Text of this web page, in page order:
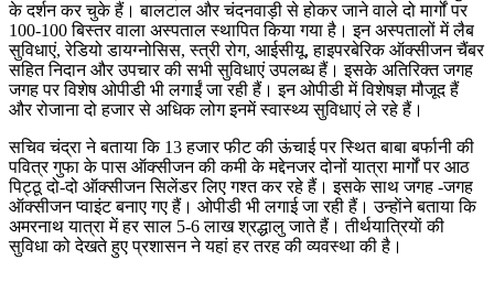
के दर्शन कर चुके हैं। बालटाल और चंदनवाड़ी से होकर जाने वाले दो मार्गों पर
100-100 बिस्तर वाला अस्पताल स्थापित किया गया है। इन अस्पतालों में लैब
सुविधाएं, रेडियो डायग्नोसिस, स्त्री रोग, आईसीयू, हाइपरबेरिक ऑक्सीजन चैंबर
सहित निदान और उपचार की सभी सुविधाएं उपलब्ध हैं। इसके अतिरिक्त जगह
जगह पर विशेष ओपीडी भी लगाईं जा रही हैं। इन ओपीडी में विशेषज्ञ मौजूद हैं
और रोजाना दो हजार से अधिक लोग इनमें स्वास्थ्य सुविधाएं ले रहे हैं।
सचिव चंद्रा ने बताया कि 13 हजार फीट की ऊंचाई पर स्थित बाबा बर्फानी की
पवित्र गुफा के पास ऑक्सीजन की कमी के मद्देनजर दोनों यात्रा मार्गों पर आठ
पिट्ठू दो-दो ऑक्सीजन सिलेंडर लिए गश्त कर रहे हैं। इसके साथ जगह -जगह
ऑक्सीजन प्वाइंट बनाए गए हैं। ओपीडी भी लगाई जा रही हैं। उन्हाेंने बताया कि
अमरनाथ यात्रा में हर साल 5-6 लाख श्रद्धालु जाते हैं। तीर्थयात्रियाें की
सुविधा को देखते हुए प्रशासन ने यहां हर तरह की व्यवस्था की है।